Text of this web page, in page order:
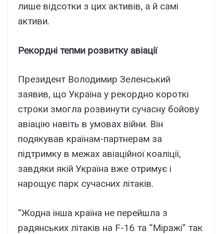
лише відсотки з цих активів, а й самі
активи.
Рекордні тепми розвитку авіації
Президент Володимир Зеленський
заявив, що Україна у рекордно короткі
строки змогла розвинути сучасну бойову
авіацію навіть в умовах війни. Він
подякував країнам-партнерам за
підтримку в межах авіаційної коаліції,
завдяки якій Україна вже отримує і
нарощує парк сучасних літаків.
“Жодна інша країна не перейшла з
радянських літаків на F-16 та “Міражі” так